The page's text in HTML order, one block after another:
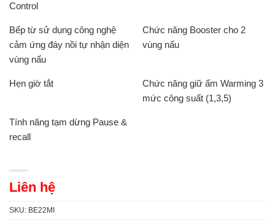
Control
Bếp từ sử dụng công nghệ
cảm ứng đáy nồi tự nhận diện
vùng nấu
Chức năng Booster cho 2
vùng nấu
Hẹn giờ tắt
Chức năng giữ ấm Warming 3
mức công suất (1,3,5)
Tính năng tạm dừng Pause &
recall
Liên hệ
SKU: BE22MI